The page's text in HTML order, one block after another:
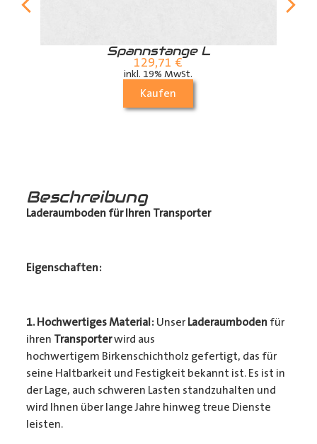
Spannstange L
129,71 €
inkl. 19% MwSt.
Kaufen
Beschreibung
Laderaumboden für Ihren Transporter
Eigenschaften:
1. Hochwertiges Material: Unser Laderaumbodenfür
ihren Transporterwird aus
hochwertigem Birkenschichtholz gefertigt, das für
seine Haltbarkeit und Festigkeit bekannt ist. Es ist in
der Lage, auch schweren Lasten standzuhalten und
wird Ihnen über lange Jahre hinweg treue Dienste
leisten.